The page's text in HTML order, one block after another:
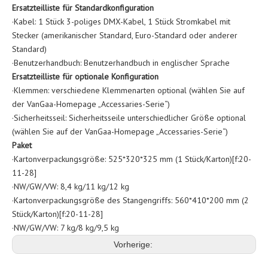
Ersatzteilliste für Standardkonfiguration
·Kabel: 1 Stück 3-poliges DMX-Kabel, 1 Stück Stromkabel mit
Stecker (amerikanischer Standard, Euro-Standard oder anderer
Standard)
·Benutzerhandbuch: Benutzerhandbuch in englischer Sprache
Ersatzteilliste für optionale Konfiguration
·Klemmen: verschiedene Klemmenarten optional (wählen Sie auf
der VanGaa-Homepage „Accessaries-Serie“)
·Sicherheitsseil: Sicherheitsseile unterschiedlicher Größe optional
(wählen Sie auf der VanGaa-Homepage „Accessaries-Serie“)
Paket
·Kartonverpackungsgröße: 525*320*325 mm (1 Stück/Karton)[f:20-
11-28]
·NW/GW/VW: 8,4 kg/11 kg/12 kg
·Kartonverpackungsgröße des Stangengriffs: 560*410*200 mm (2
Stück/Karton)[f:20-11-28]
·NW/GW/VW: 7 kg/8 kg/9,5 kg
Vorherige: